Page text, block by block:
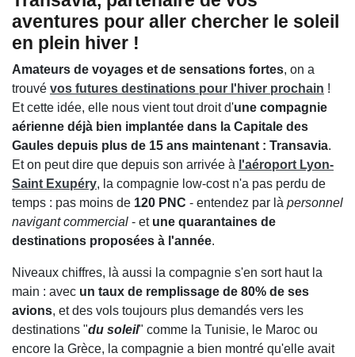
aventures pour aller chercher le soleil
en plein hiver !
Amateurs de voyages et de sensations fortes, on a
trouvé vos futures destinations pour l'hiver prochain !
Et cette idée, elle nous vient tout droit d'une compagnie
aérienne déjà bien implantée dans la Capitale des
Gaules depuis plus de 15 ans maintenant : Transavia.
Et on peut dire que depuis son arrivée à l'aéroport Lyon-
Saint Exupéry, la compagnie low-cost n'a pas perdu de
temps : pas moins de 120 PNC - entendez par là personnel
navigant commercial - et une quarantaines de
destinations proposées à l'année.
Niveaux chiffres, là aussi la compagnie s'en sort haut la
main : avec un taux de remplissage de 80% de ses
avions, et des vols toujours plus demandés vers les
destinations "du soleil" comme la Tunisie, le Maroc ou
encore la Grèce, la compagnie a bien montré qu'elle avait